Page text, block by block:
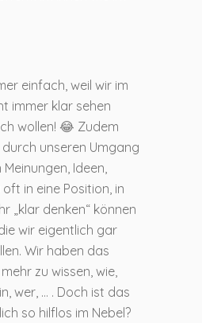
einfach, weil wir im
immer klar sehen
wollen! 😂 Zudem
unseren Umgang
Ideen,
in eine Position, in
„klar denken“ können
wir eigentlich gar
Wir haben das
zu wissen, wie,
wer, … . Doch ist das
so hilflos im Nebel?